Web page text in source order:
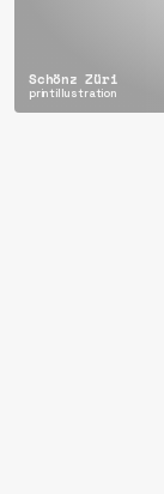
Schönz Züri
printillustration